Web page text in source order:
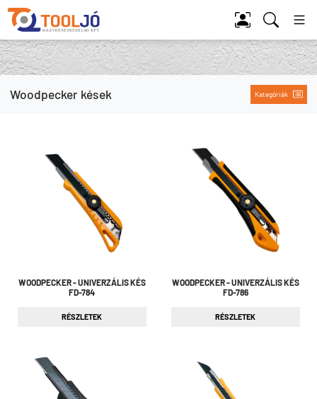
Tool Jó
Woodpecker kések Kategóriák
WOODPECKER - UNIVERZÁLIS KÉS
FD-784
RÉSZLETEK
WOODPECKER - UNIVERZÁLIS KÉS
FD-786
RÉSZLETEK